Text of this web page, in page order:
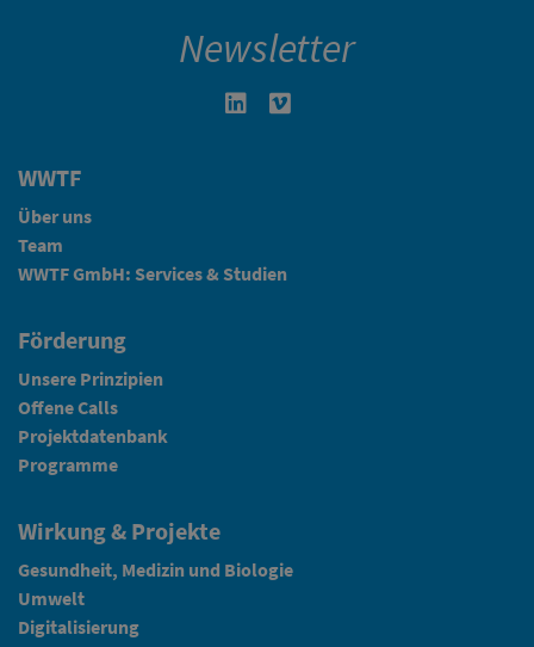
Newsletter
Linkedin in neuem Fenster öffnen
WWTF
Über uns
Team
WWTF GmbH: Services & Studien
Förderung
Unsere Prinzipien
Offene Calls
Projektdatenbank
Programme
Wirkung & Projekte
Gesundheit, Medizin und Biologie
Umwelt
Digitalisierung